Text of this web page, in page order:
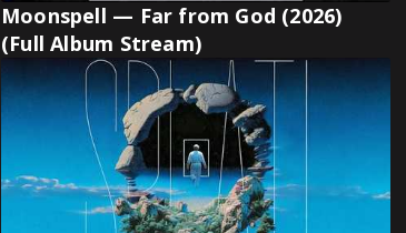
Moonspell — Far from God (2026)
(Full Album Stream)